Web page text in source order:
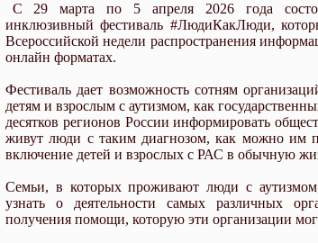
С 29 марта по 5 апреля 2026 года
инклюзивный фестиваль #ЛюдиКакЛюди,
Всероссийской недели распространения
онлайн форматах.
Фестиваль дает возможность сотням
детям и взрослым с аутизмом, как
десятков регионов России информировать
живут люди с таким диагнозом, как можно им
включение детей и взрослых с РАС в обычную
Семьи, в которых проживают люди с
узнать о деятельности самых различных
получения помощи, которую эти организации